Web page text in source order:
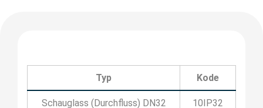
Typ Kode
Schauglass (Durchfluss) DN32 10IP32